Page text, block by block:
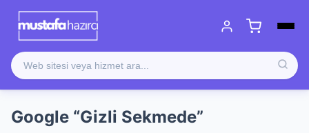
Google “Gizli Sekmede”